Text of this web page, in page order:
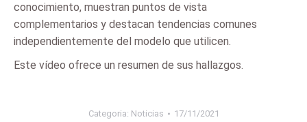
conocimiento, muestran puntos de vista
complementarios y destacan tendencias comunes
independientemente del modelo que utilicen.
Este vídeo ofrece un resumen de sus hallazgos.
Categoria: Noticias 17/11/2021